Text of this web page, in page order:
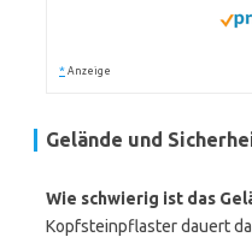
* Anzeige
Gelände und
Wie schwierig ist das
Kopfsteinpflaster dauert